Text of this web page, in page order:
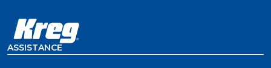
ASSISTANCE